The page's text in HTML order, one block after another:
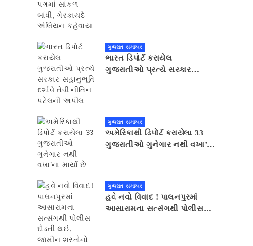
ગુજરાત સમાચાર
ભારત ડિપોર્ટ કરાયેલ
ગુજરાતીઓ પ્રત્યે સરકાર
ગુજરાત સમાચાર
અમેરિકાથી ડિપોર્ટ કરાયેલા 33
ગુજરાતીઓ ગુનેગાર નથી વખા’ના
ગુજરાત સમાચાર
હવે નવો વિવાદ ! પાલનપુરમાં
આસારામના સત્સંગથી પોલીસ